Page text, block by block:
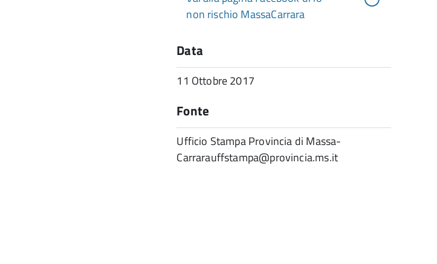
non rischio MassaCarrara
Data
11 Ottobre 2017
Fonte
Ufficio Stampa Provincia di Massa-
Carrarauffstampa@provincia.ms.it